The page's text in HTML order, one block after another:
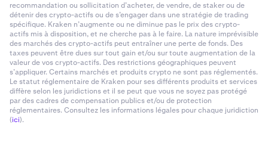
recommandation ou sollicitation d’acheter, de vendre, de staker ou de
détenir des crypto-actifs ou de s’engager dans une stratégie de trading
spécifique. Kraken n’augmente ou ne diminue pas le prix des crypto-
actifs mis à disposition, et ne cherche pas à le faire. La nature imprévisible
des marchés des crypto-actifs peut entraîner une perte de fonds. Des
taxes peuvent être dues sur tout gain et/ou sur toute augmentation de la
valeur de vos crypto-actifs. Des restrictions géographiques peuvent
s’appliquer. Certains marchés et produits crypto ne sont pas réglementés.
Le statut réglementaire de Kraken pour ses différents produits et services
diffère selon les juridictions et il se peut que vous ne soyez pas protégé
par des cadres de compensation publics et/ou de protection
réglementaires. Consultez les informations légales pour chaque juridiction
(ici).